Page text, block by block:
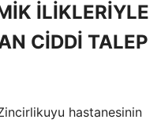
İLİKLERİYLE
CİDDİ TALEP
hastanesinin